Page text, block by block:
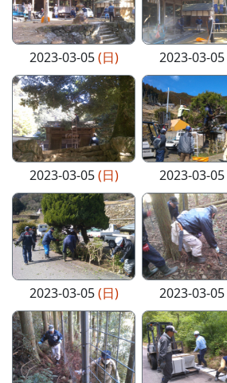
2023-03-05(日) 2023-03-05
2023-03-05(日) 2023-03-05
2023-03-05(日) 2023-03-05